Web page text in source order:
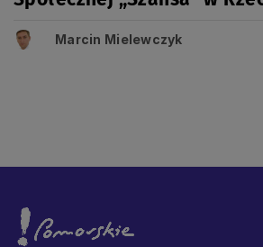
Marcin Mielewczyk